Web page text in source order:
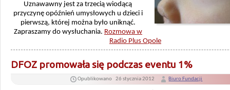
Uznawawny jest za trzecią wiodącą
przyczynę opóźnień umysłowych u dzieci i
pierwszą, której można było uniknąć.
Zapraszamy do wysłuchania. Rozmowa w
Radio Plus Opole
DFOZ promowała się podczas eventu 1%
Opublikowano 26 stycznia 2012 Biuro Fundacji